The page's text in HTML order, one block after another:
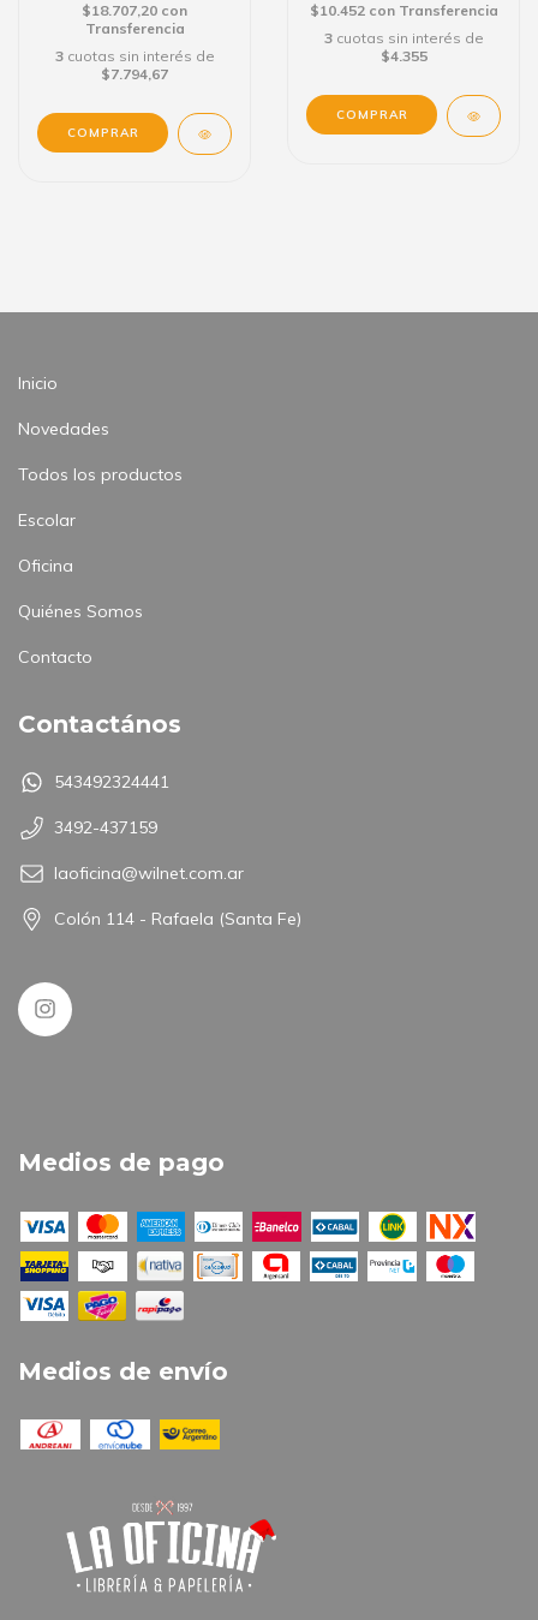
$18.707,20 con
Transferencia
3 cuotas sin interés de
$7.794,67
$10.452 con Transferencia
3 cuotas sin interés de
$4.355
Inicio
Novedades
Todos los productos
Escolar
Oficina
Quiénes Somos
Contacto
Contactános
543492324441
3492-437159
laoficina@wilnet.com.ar
Colón 114 - Rafaela (Santa Fe)
Medios de pago
Medios de envío